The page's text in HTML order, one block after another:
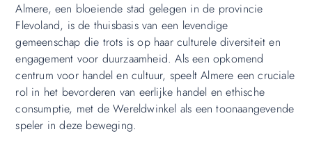
Almere, een bloeiende stad gelegen in de provincie
Flevoland, is de thuisbasis van een levendige
gemeenschap die trots is op haar culturele diversiteit en
engagement voor duurzaamheid. Als een opkomend
centrum voor handel en cultuur, speelt Almere een cruciale
rol in het bevorderen van eerlijke handel en ethische
consumptie, met de Wereldwinkel als een toonaangevende
speler in deze beweging.